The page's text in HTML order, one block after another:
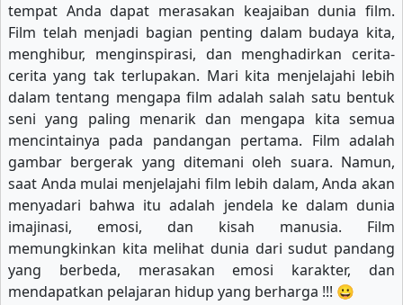
tempat Anda dapat merasakan keajaiban dunia film.
Film telah menjadi bagian penting dalam budaya kita,
menghibur, menginspirasi, dan menghadirkan cerita-
cerita yang tak terlupakan. Mari kita menjelajahi lebih
dalam tentang mengapa film adalah salah satu bentuk
seni yang paling menarik dan mengapa kita semua
mencintainya pada pandangan pertama. Film adalah
gambar bergerak yang ditemani oleh suara. Namun,
saat Anda mulai menjelajahi film lebih dalam, Anda akan
menyadari bahwa itu adalah jendela ke dalam dunia
imajinasi, emosi, dan kisah manusia. Film
memungkinkan kita melihat dunia dari sudut pandang
yang berbeda, merasakan emosi karakter, dan
mendapatkan pelajaran hidup yang berharga !!! 😀